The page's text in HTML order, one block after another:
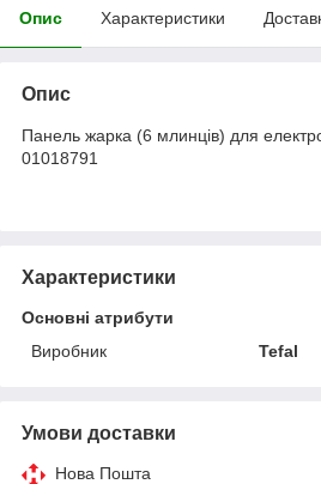
Опис Характеристики
Опис
Панель жарка (6 млинців) для
01018791
Характеристики
Основні атрибути
Виробник
Tefal
Умови доставки
Нова Пошта